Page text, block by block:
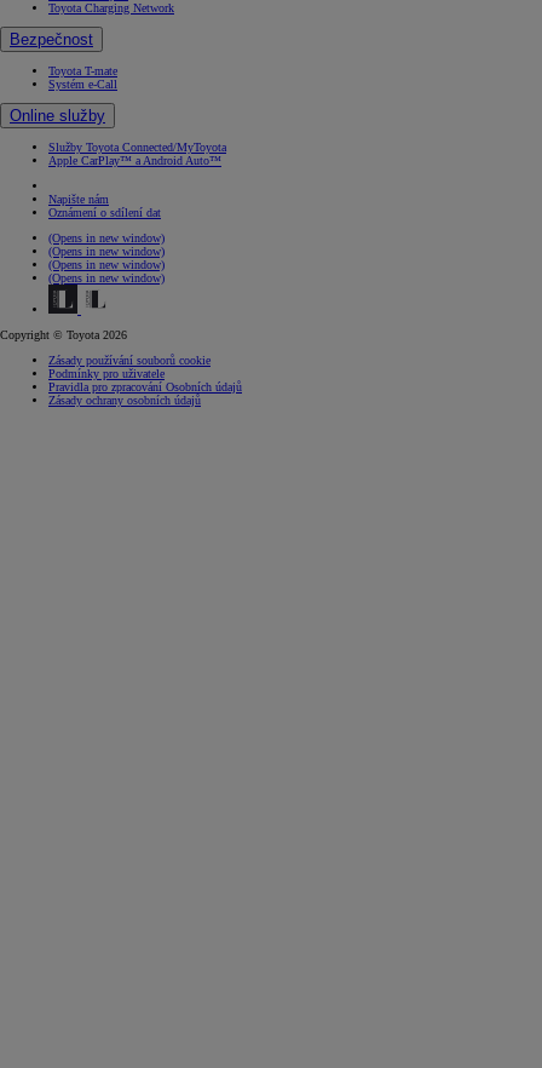
Toyota Charging Network
Bezpečnost
Toyota T-mate
Systém e-Call
Online služby
Služby Toyota Connected/MyToyota
Apple CarPlay™ a Android Auto™
Napište nám
Oznámení o sdílení dat
(Opens in new window)
(Opens in new window)
(Opens in new window)
(Opens in new window)
Copyright © Toyota 2026
Zásady používání souborů cookie
Podmínky pro uživatele
Pravidla pro zpracování Osobních údajů
Zásady ochrany osobních údajů